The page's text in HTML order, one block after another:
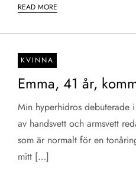
READ MORE
KVINNA
Emma, 41 år,
Min hyperhidros debuterade
av handsvett och armsvett
som är normalt för en
mitt […]